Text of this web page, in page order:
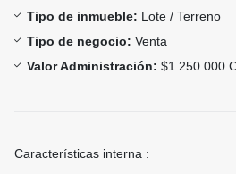
Tipo de inmueble: Lote / Terreno
Tipo de negocio: Venta
Valor Administración: $1.250.000
Características interna :